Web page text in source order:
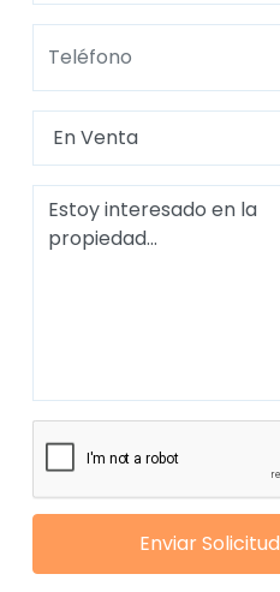
Enviar Solicitud